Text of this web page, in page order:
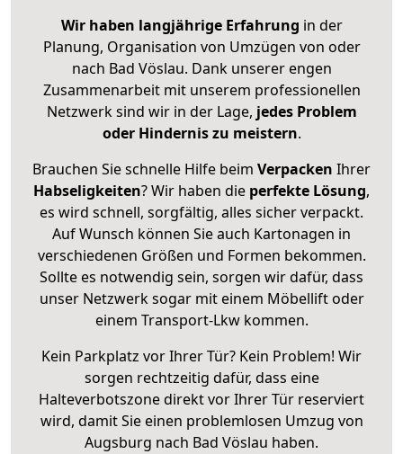
Wir haben langjährige Erfahrung in der
Planung, Organisation von Umzügen von oder
nach Bad Vöslau. Dank unserer engen
Zusammenarbeit mit unserem professionellen
Netzwerk sind wir in der Lage, jedes Problem
oder Hindernis zu meistern.
Brauchen Sie schnelle Hilfe beim Verpacken Ihrer
Habseligkeiten? Wir haben die perfekte Lösung,
es wird schnell, sorgfältig, alles sicher verpackt.
Auf Wunsch können Sie auch Kartonagen in
verschiedenen Größen und Formen bekommen.
Sollte es notwendig sein, sorgen wir dafür, dass
unser Netzwerk sogar mit einem Möbellift oder
einem Transport-Lkw kommen.
Kein Parkplatz vor Ihrer Tür? Kein Problem! Wir
sorgen rechtzeitig dafür, dass eine
Halteverbotszone direkt vor Ihrer Tür reserviert
wird, damit Sie einen problemlosen Umzug von
Augsburg nach Bad Vöslau haben.